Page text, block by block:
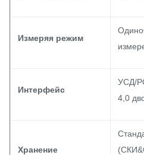
Измеряя режим
Интерфейс
УСД/
4,0
Хранение